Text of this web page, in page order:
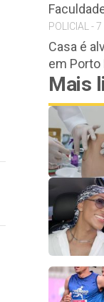
POLICIAL -
Casa é
em Porto
Mais